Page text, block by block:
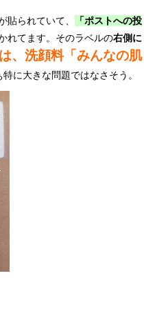
貼られていて、
「ポストへの投
れてます。そのラベルの右側に
、洗顔料「みんなの肌
に大きな問題ではなさそう。